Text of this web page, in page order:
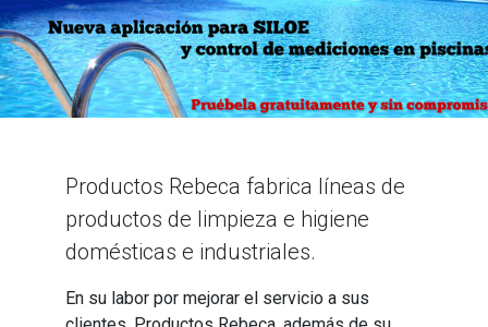
Productos Rebeca fabrica líneas de
productos de limpieza e higiene
domésticas e industriales.
En su labor por mejorar el servicio a sus